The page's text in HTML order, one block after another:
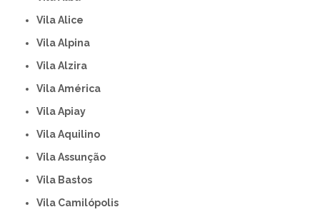
Vila Alice
Vila Alpina
Vila Alzira
Vila América
Vila Apiay
Vila Aquilino
Vila Assunção
Vila Bastos
Vila Camilópolis